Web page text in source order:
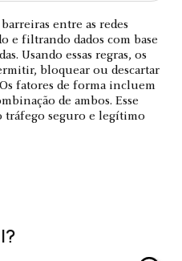
entre as redes
e filtrando dados com base
Usando essas regras, os
bloquear ou descartar
fatores de forma incluem
de ambos. Esse
tráfego seguro e legítimo